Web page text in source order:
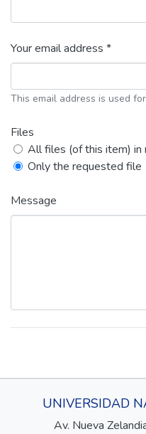
Your email address *
This email address is used
Files
All files (of this item) in
Only the requested file
Message
UNIVERSIDAD
Av. Nueva